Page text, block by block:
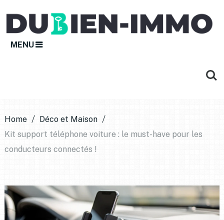
MENU
Home
Déco et Maison
Kit support téléphone voiture : le must-have pour les
conducteurs connectés !